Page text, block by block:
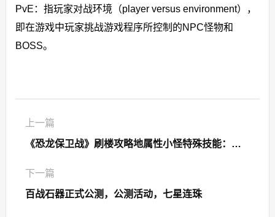
PvE：指玩家对战环境（player versus environment），
即在游戏中玩家挑战游戏程序所控制的NPC怪物和
BOSS。
上一篇
《恐龙保卫战》刷楼攻略地属性小怪特殊技能：石化攻击，一击必杀，随机放地火属性，五段攻击
下一篇
百战石器正式公测，公测活动，七星连珠